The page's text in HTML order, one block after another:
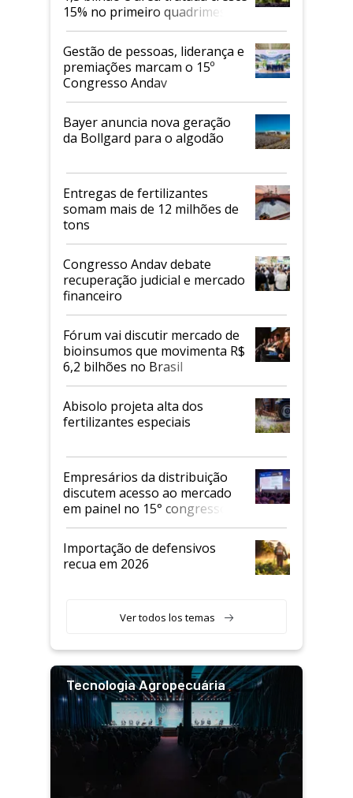
15% no primeiro quadrimestre
de 2026
Gestão de pessoas, liderança e
premiações marcam o 15º
Congresso Andav
Bayer anuncia nova geração
da Bollgard para o algodão
Entregas de fertilizantes
somam mais de 12 milhões de
tons
Congresso Andav debate
recuperação judicial e mercado
financeiro
Fórum vai discutir mercado de
bioinsumos que movimenta R$
6,2 bilhões no Brasil
Abisolo projeta alta dos
fertilizantes especiais
Empresários da distribuição
discutem acesso ao mercado
em painel no 15° congresso
Andav
Importação de defensivos
recua em 2026
Ver todos los temas
Tecnologia Agropecuária